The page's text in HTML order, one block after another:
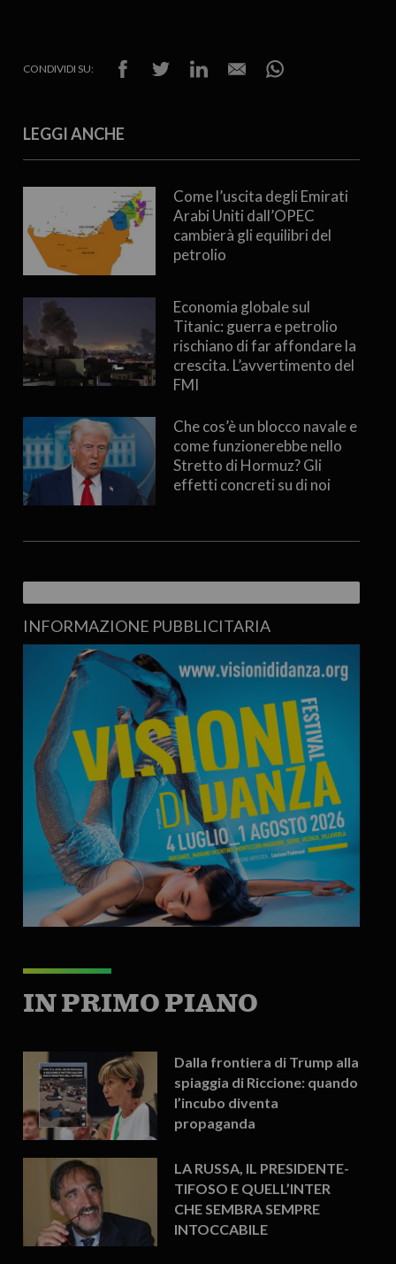
CONDIVIDI SU:
LEGGI ANCHE
Come l’uscita degli Emirati
Arabi Uniti dall’OPEC
cambierà gli equilibri del
petrolio
Economia globale sul
Titanic: guerra e petrolio
rischiano di far affondare la
crescita. L’avvertimento del
FMI
Che cos’è un blocco navale e
come funzionerebbe nello
Stretto di Hormuz? Gli
effetti concreti su di noi
INFORMAZIONE PUBBLICITARIA
IN PRIMO PIANO
Dalla frontiera di Trump alla
spiaggia di Riccione: quando
l’incubo diventa
propaganda
LA RUSSA, IL PRESIDENTE-
TIFOSO E QUELL’INTER
CHE SEMBRA SEMPRE
INTOCCABILE